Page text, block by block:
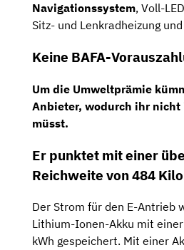
Navigationssystem, Voll-
Sitz- und Lenkradheizung
Keine BAFA-
Um die Umweltprämie
Anbieter, wodurch ihr nicht
müsst.
Er punktet mit einer
Reichweite von 484
Der Strom für den E-Antrieb
Lithium-Ionen-Akku mit
kWh gespeichert. Mit einer